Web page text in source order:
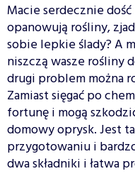
Macie serdecznie
opanowują rośliny,
sobie lepkie ślady? A
niszczą wasze rośliny
drugi problem można
Zamiast sięgać po
fortunę i mogą
domowy oprysk. Jest
przygotowaniu i
dwa składniki i łatwa